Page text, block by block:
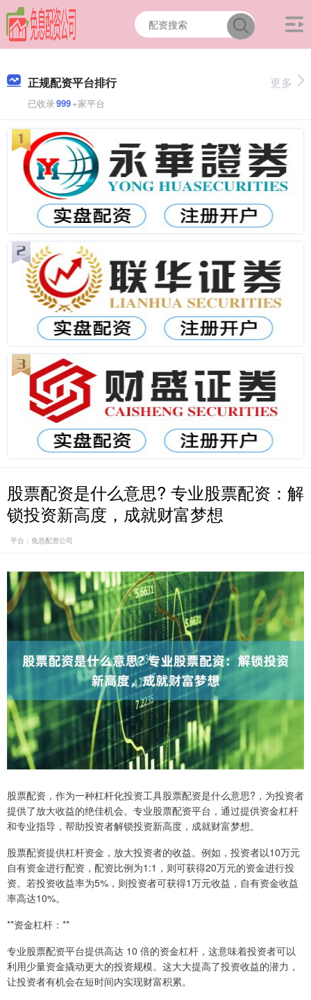
正规配资平台排行
已收录999+家平台
更多
股票配资是什么意思? 专业股票配资：解
锁投资新高度，成就财富梦想
平台：免息配资公司
股票配资，作为一种杠杆化投资工具股票配资是什么意思?，为投资者
提供了放大收益的绝佳机会。专业股票配资平台，通过提供资金杠杆
和专业指导，帮助投资者解锁投资新高度，成就财富梦想。
股票配资提供杠杆资金，放大投资者的收益。例如，投资者以10万元
自有资金进行配资，配资比例为1:1，则可获得20万元的资金进行投
资。若投资收益率为5%，则投资者可获得1万元收益，自有资金收益
率高达10%。
**资金杠杆：**
专业股票配资平台提供高达 10 倍的资金杠杆，这意味着投资者可以
利用少量资金撬动更大的投资规模。这大大提高了投资收益的潜力，
让投资者有机会在短时间内实现财富积累。